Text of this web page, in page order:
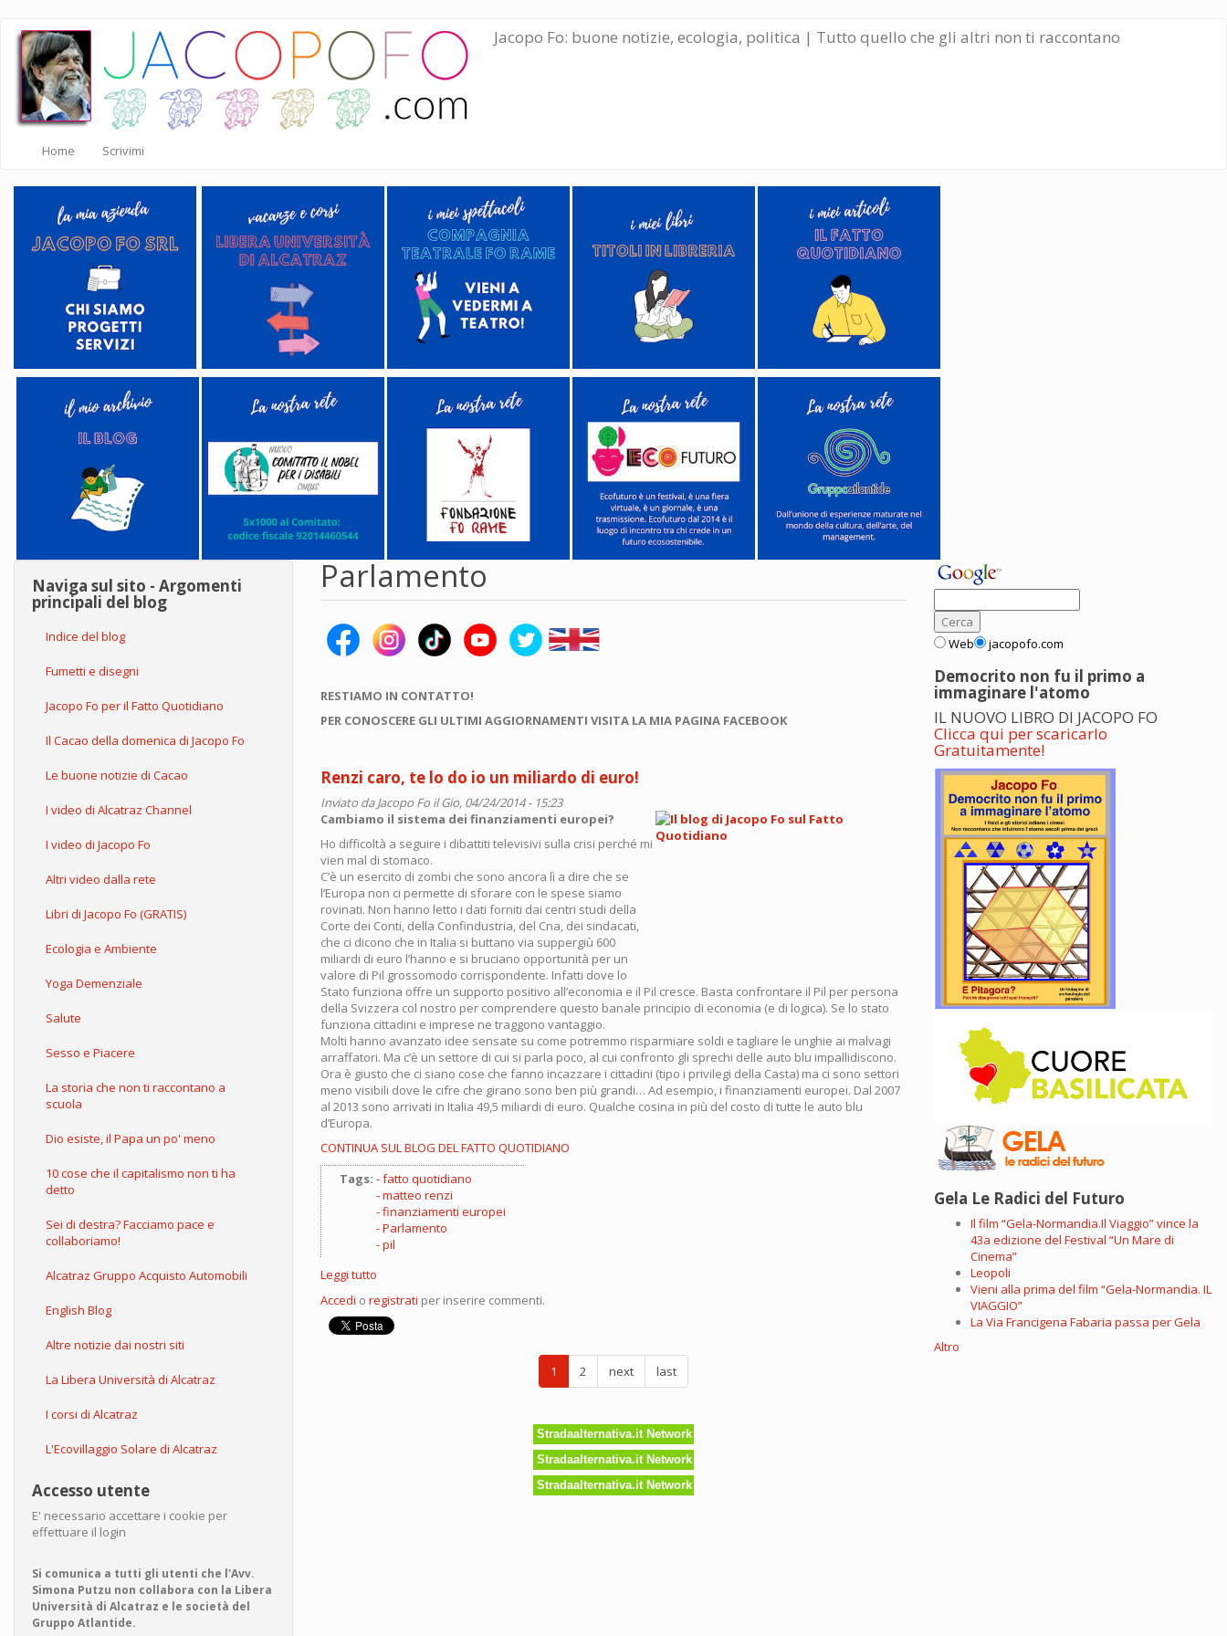
Salta
contenuto
principale
Jacopo Fo: buone notizie, ecologia, politica | Tutto quello che gli altri non ti raccontano
Home Scrivimi
Naviga sul sito - Argomenti
principali del blog
Indice del blog
Fumetti e disegni
Jacopo Fo per il Fatto Quotidiano
Il Cacao della domenica di Jacopo Fo
Le buone notizie di Cacao
I video di Alcatraz Channel
I video di Jacopo Fo
Altri video dalla rete
Libri di Jacopo Fo (GRATIS)
Ecologia e Ambiente
Yoga Demenziale
Salute
Sesso e Piacere
La storia che non ti raccontano a
scuola
Dio esiste, il Papa un po' meno
10 cose che il capitalismo non ti ha
detto
Sei di destra? Facciamo pace e
collaboriamo!
Alcatraz Gruppo Acquisto Automobili
English Blog
Altre notizie dai nostri siti
La Libera Università di Alcatraz
I corsi di Alcatraz
L'Ecovillaggio Solare di Alcatraz
Accesso utente
E' necessario accettare i cookie per
effettuare il login
Si comunica a tutti gli utenti che l'Avv.
Simona Putzu non collabora con la Libera
Università di Alcatraz e le società del
Gruppo Atlantide.
Parlamento
RESTIAMO IN CONTATTO!
PER CONOSCERE GLI ULTIMI AGGIORNAMENTI VISITA LA MIA PAGINA FACEBOOK
Renzi caro, te lo do io un miliardo di euro!
Inviato daJacopo Fo il Gio, 04/24/2014 - 15:23
Cambiamo il sistema dei finanziamenti europei?
Ho difficoltà a seguire i dibattiti televisivi sulla crisi perché mi
vien mal di stomaco.
C’è un esercito di zombi che sono ancora lì a dire che se
l’Europa non ci permette di sforare con le spese siamo
rovinati. Non hanno letto i dati forniti dai centri studi della
Corte dei Conti, della Confindustria, del Cna, dei sindacati,
che ci dicono che in Italia si buttano via suppergiù 600
miliardi di euro l’hanno e si bruciano opportunità per un
valore di Pil grossomodo corrispondente. Infatti dove lo
Stato funziona offre un supporto positivo all’economia e il Pil cresce. Basta confrontare il Pil per persona
della Svizzera col nostro per comprendere questo banale principio di economia (e di logica). Se lo stato
funziona cittadini e imprese ne traggono vantaggio.
Molti hanno avanzato idee sensate su come potremmo risparmiare soldi e tagliare le unghie ai malvagi
arraffatori. Ma c’è un settore di cui si parla poco, al cui confronto gli sprechi delle auto blu impallidiscono.
Ora è giusto che ci siano cose che fanno incazzare i cittadini (tipo i privilegi della Casta) ma ci sono settori
meno visibili dove le cifre che girano sono ben più grandi… Ad esempio, i finanziamenti europei. Dal 2007
al 2013 sono arrivati in Italia 49,5 miliardi di euro. Qualche cosina in più del costo di tutte le auto blu
d’Europa.
CONTINUA SUL BLOG DEL FATTO QUOTIDIANO
Tags:
fatto quotidiano
matteo renzi
finanziamenti europei
Parlamento
pil
Leggi tutto
caro,
te
lo
Accedi o registrati per inserire commenti.
1 2 next last
Stradaalternativa.it Network
Stradaalternativa.it Network
Stradaalternativa.it Network
Web jacopofo.com
Democrito non fu il primo a
immaginare l'atomo
IL NUOVO LIBRO DI JACOPO FO
Clicca qui per scaricarlo
Gratuitamente!
Gela Le Radici del Futuro
Il film “Gela-Normandia.Il Viaggio” vince la
43a edizione del Festival “Un Mare di
Cinema”
Leopoli
Vieni alla prima del film “Gela-Normandia. IL
VIAGGIO”
La Via Francigena Fabaria passa per Gela
Altro